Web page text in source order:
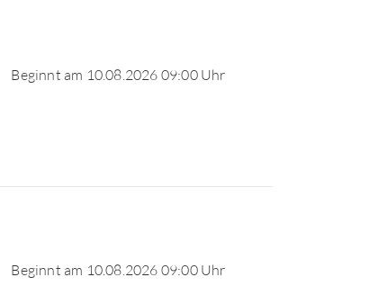
Beginnt am 10.08.2026 09:00 Uhr
Beginnt am 10.08.2026 09:00 Uhr